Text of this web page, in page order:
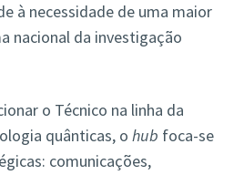
à necessidade de uma maior
nacional da investigação
o Técnico na linha da
quânticas, o hub foca-se
comunicações,